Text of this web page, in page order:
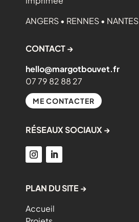
ANGERS • RENNES • NANTES
CONTACT →
hello@margotbouvet.fr
07 79 82 88 27
ME CONTACTER
RÉSEAUX SOCIAUX →
PLAN DU SITE →
Accueil